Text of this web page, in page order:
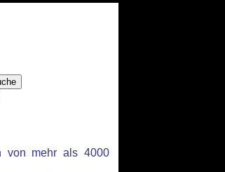
von mehr als 4000